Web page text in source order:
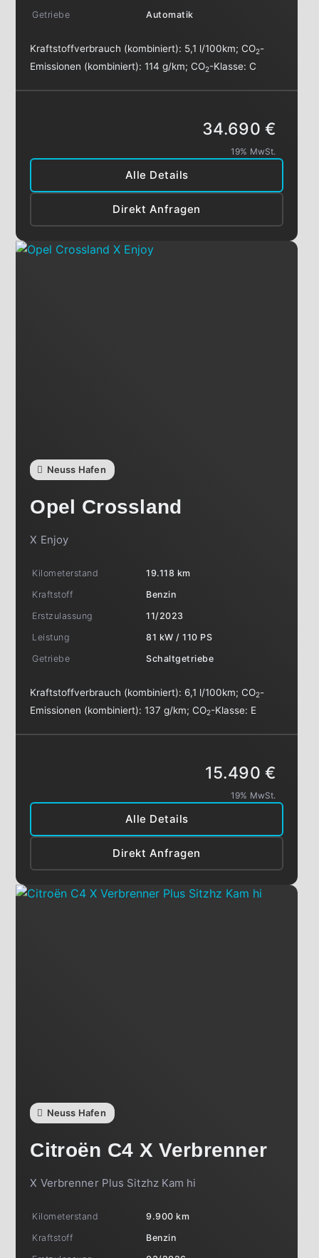
Getriebe
Automatik
Kraftstoffverbrauch (kombiniert): 5,1 l/100km;CO2-
Emissionen (kombiniert):114 g/km;CO2-Klasse:C
Alle Details
Direkt Anfragen
34.690 €
19% MwSt.
Neuss Hafen
Opel Crossland
X Enjoy
Kilometerstand
19.118 km
Kraftstoff
Benzin
Erstzulassung
11/2023
Leistung
81 kW / 110 PS
Getriebe
Schaltgetriebe
Kraftstoffverbrauch (kombiniert): 6,1 l/100km;CO2-
Emissionen (kombiniert):137 g/km;CO2-Klasse: E
Alle Details
Direkt Anfragen
15.490 €
19% MwSt.
Neuss Hafen
Citroën C4 X Verbrenner
X Verbrenner Plus Sitzhz Kam hi
Kilometerstand
9.900 km
Kraftstoff
Benzin